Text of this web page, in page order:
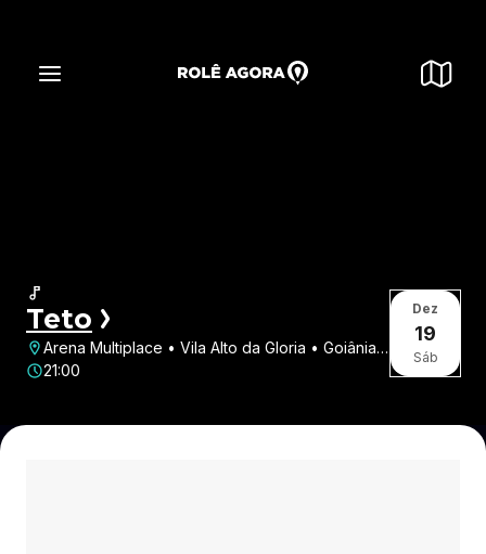
Teto
Arena Multiplace • Vila Alto da Gloria • Goiânia •
GO
21:00
Dez
19
Sáb